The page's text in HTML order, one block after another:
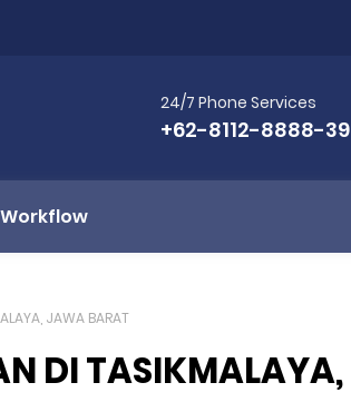
24/7 Phone Services
+62-8112-8888-39
Workflow
JAWA BARAT
DI TASIKMALAYA,